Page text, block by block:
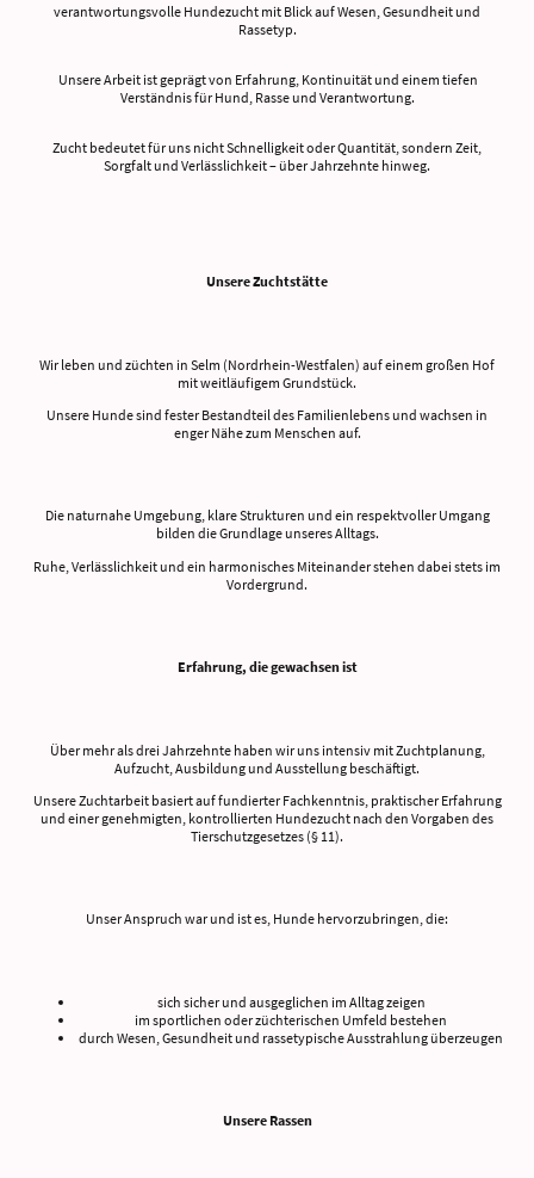
verantwortungsvolle Hundezucht mit Blick auf Wesen, Gesundheit und
Rassetyp.
Unsere Arbeit ist geprägt von Erfahrung, Kontinuität und einem tiefen
Verständnis für Hund, Rasse und Verantwortung.
Zucht bedeutet für uns nicht Schnelligkeit oder Quantität, sondern Zeit,
Sorgfalt und Verlässlichkeit – über Jahrzehnte hinweg.
Unsere Zuchtstätte
Wir leben und züchten in Selm (Nordrhein-Westfalen) auf einem großen Hof
mit weitläufigem Grundstück.
Unsere Hunde sind fester Bestandteil des Familienlebens und wachsen in
enger Nähe zum Menschen auf.
Die naturnahe Umgebung, klare Strukturen und ein respektvoller Umgang
bilden die Grundlage unseres Alltags.
Ruhe, Verlässlichkeit und ein harmonisches Miteinander stehen dabei stets im
Vordergrund.
Erfahrung, die gewachsen ist
Über mehr als drei Jahrzehnte haben wir uns intensiv mit Zuchtplanung,
Aufzucht, Ausbildung und Ausstellung beschäftigt.
Unsere Zuchtarbeit basiert auf fundierter Fachkenntnis, praktischer Erfahrung
und einer genehmigten, kontrollierten Hundezucht nach den Vorgaben des
Tierschutzgesetzes (§ 11).
Unser Anspruch war und ist es, Hunde hervorzubringen, die:
sich sicher und ausgeglichen im Alltag zeigen
im sportlichen oder züchterischen Umfeld bestehen
durch Wesen, Gesundheit und rassetypische Ausstrahlung überzeugen
Unsere Rassen